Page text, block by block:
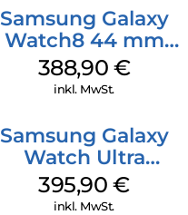
Samsung Galaxy
Watch8 44 mm
Graphite
388,90 €
inkl. MwSt.
Samsung Galaxy
Watch Ultra
Titanium White
395,90€
inkl. MwSt.